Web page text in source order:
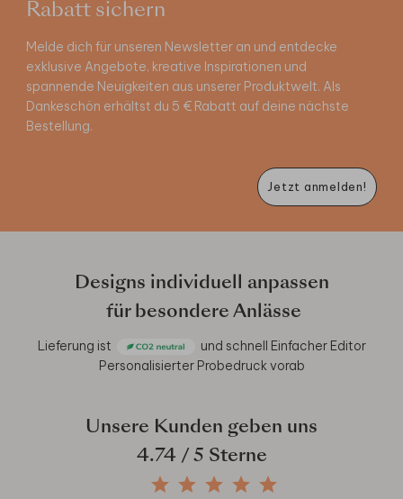
Rabatt sichern
Melde dich für unseren Newsletter an und entdecke
exklusive Angebote, kreative Inspirationen und
spannende Neuigkeiten aus unserer Produktwelt. Als
Dankeschön erhältst du 5 € Rabatt auf deine nächste
Bestellung.
Jetzt anmelden!
Designs individuell anpassen
für besondere Anlässe
Lieferung ist und schnell Einfacher Editor
Personalisierter Probedruck vorab
Unsere Kunden geben uns
4.74/ 5 Sterne